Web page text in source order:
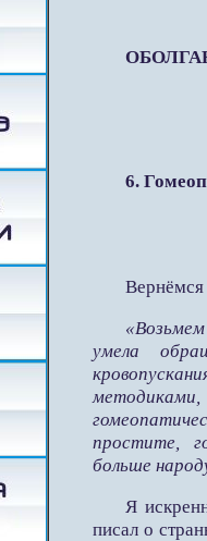
6.
Вернёмся
умела
простите,
больше
Я
писал о